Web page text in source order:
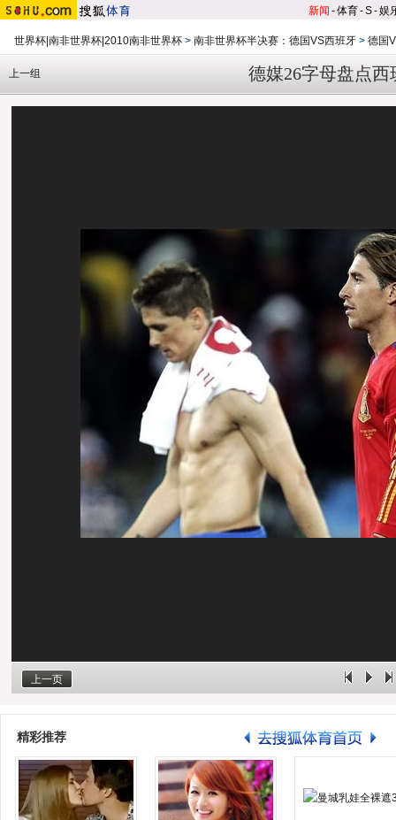
新闻 -体育-S-娱
世界杯|南非世界杯|2010南非世界杯 > 南非世界杯半决赛：德国VS西班牙 > 德国
德媒26字母盘点
上一组
上一页
精彩推荐